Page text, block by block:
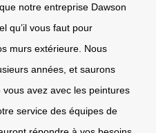
notre entreprise Dawson
qu’il vous faut pour
murs extérieure. Nous
années, et saurons
avez avec les peintures
service des équipes de